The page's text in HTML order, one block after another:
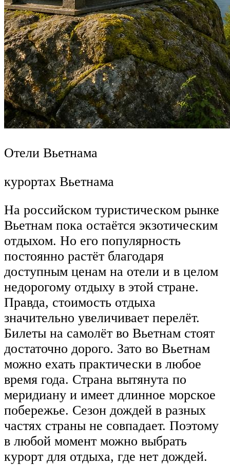
Отели Вьетнама
курортах Вьетнама
На российском туристическом рынке
Вьетнам пока остаётся экзотическим
отдыхом. Но его популярность
постоянно растёт благодаря
доступным ценам на отели и в целом
недорогому отдыху в этой стране.
Правда, стоимость отдыха
значительно увеличивает перелёт.
Билеты на самолёт во Вьетнам стоят
достаточно дорого. Зато во Вьетнам
можно ехать практически в любое
время года. Страна вытянута по
меридиану и имеет длинное морское
побережье. Сезон дождей в разных
частях страны не совпадает. Поэтому
в любой момент можно выбрать
курорт для отдыха, где нет дождей.